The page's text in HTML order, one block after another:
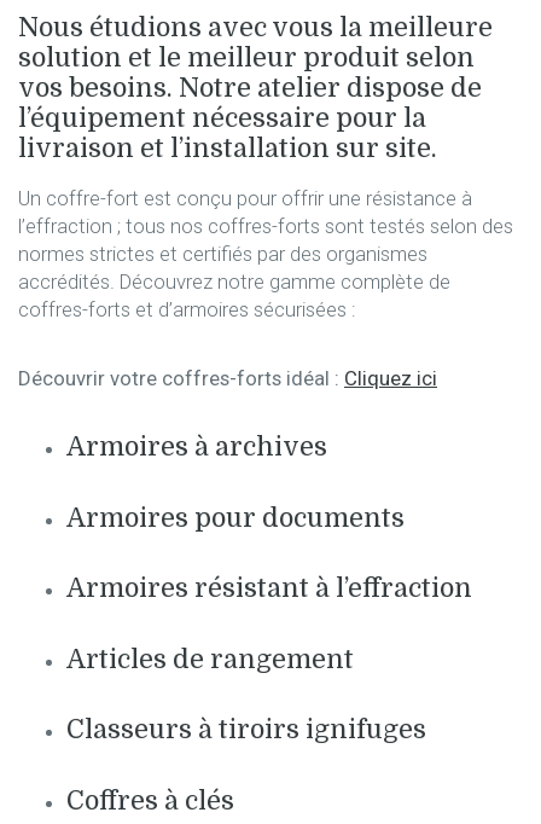
Nous étudions avec vous la meilleure
solution et le meilleur produit selon
vos besoins. Notre atelier dispose de
l’équipement nécessaire pour la
livraison et l’installation sur site.
Un coffre-fort est conçu pour offrir une résistance à
l’effraction ; tous nos coffres-forts sont testés selon des
normes strictes et certifiés par des organismes
accrédités. Découvrez notre gamme complète de
coffres-forts et d’armoires sécurisées :
Découvrir votre coffres-forts idéal : Cliquez ici
Armoires à archives
Armoires pour documents
Armoires résistant à l’effraction
Articles de rangement
Classeurs à tiroirs ignifuges
Coffres à clés